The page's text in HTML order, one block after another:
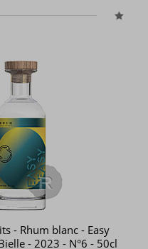
blanc - 1L - 59°